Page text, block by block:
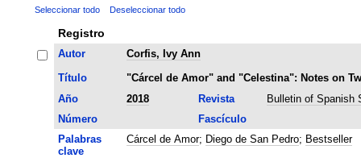
Seleccionar todo Deseleccionar todo
Registro
Autor
Corfis, Ivy Ann
Título
"Cárcel de Amor" and "Celestina": Notes on
Año
2018 Revista
Bulletin of Spanish
Número
Fascículo
Palabras
clave
Cárcel de Amor; Diego de San Pedro; Bestseller